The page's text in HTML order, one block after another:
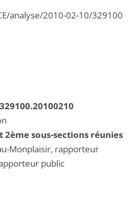
2ème sous-sections réunies
Monplaisir, rapporteur
public
analyse/2010-02-10/329100